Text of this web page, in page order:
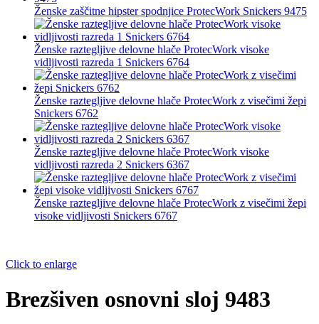
Ženske zaščitne hipster spodnjice ProtecWork Snickers 9475
Ženske raztegljive delovne hlače ProtecWork visoke
vidljivosti razreda 1 Snickers 6764
Ženske raztegljive delovne hlače ProtecWork z visečimi žepi
Snickers 6762
Ženske raztegljive delovne hlače ProtecWork visoke
vidljivosti razreda 2 Snickers 6367
Ženske raztegljive delovne hlače ProtecWork z visečimi žepi
visoke vidljivosti Snickers 6767
Click to enlarge
Brezšiven osnovni sloj 9483